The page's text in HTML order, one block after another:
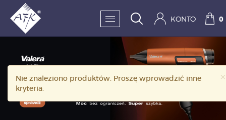
SKLEP:
FRYZJERSTWO
KONTO 0
×
Nie znaleziono produktów. Proszę wprowadzić inne
kryteria.